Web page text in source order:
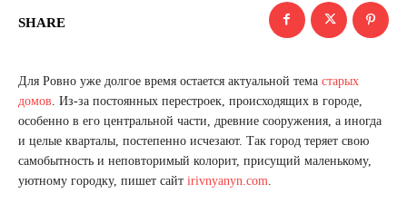
SHARE
Для Ровно уже долгое время остается актуальной тема старых
домов . Из-за постоянных перестроек, происходящих в городе,
особенно в его центральной части, древние сооружения, а иногда
и целые кварталы, постепенно исчезают. Так город теряет свою
самобытность и неповторимый колорит, присущий маленькому,
уютному городку, пишет сайт irivnyanyn.com